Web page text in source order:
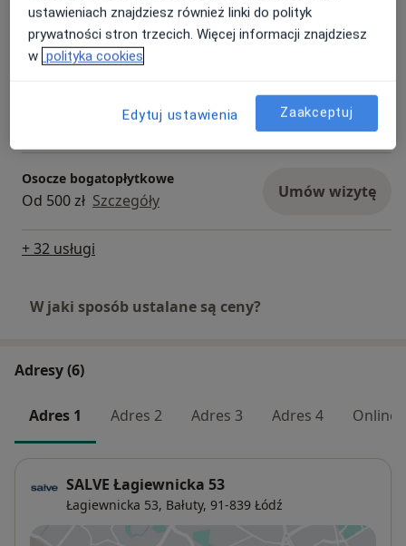
Toksyna botulinowa
Od 600 zł Szczegóły Umów wizytę
Szczegóły Umów wizytę
Osocze bogatopłytkowe
Od 500 zł Szczegóły Umów wizytę
+ 32 usługi
W jaki sposób ustalane są ceny?
Adresy (6)
Adres 1 Adres 2 Adres 3 Adres 4 Online
SALVE Łagiewnicka 53
Łagiewnicka 53, Bałuty, 91-839 Łódź
ustawieniach znajdziesz również linki do polityk
prywatności stron trzecich. Więcej informacji znajdziesz
w polityka cookies
Edytuj ustawienia Zaakceptuj